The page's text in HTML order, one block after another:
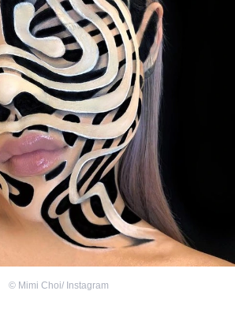
© Mimi Choi/ Instagram